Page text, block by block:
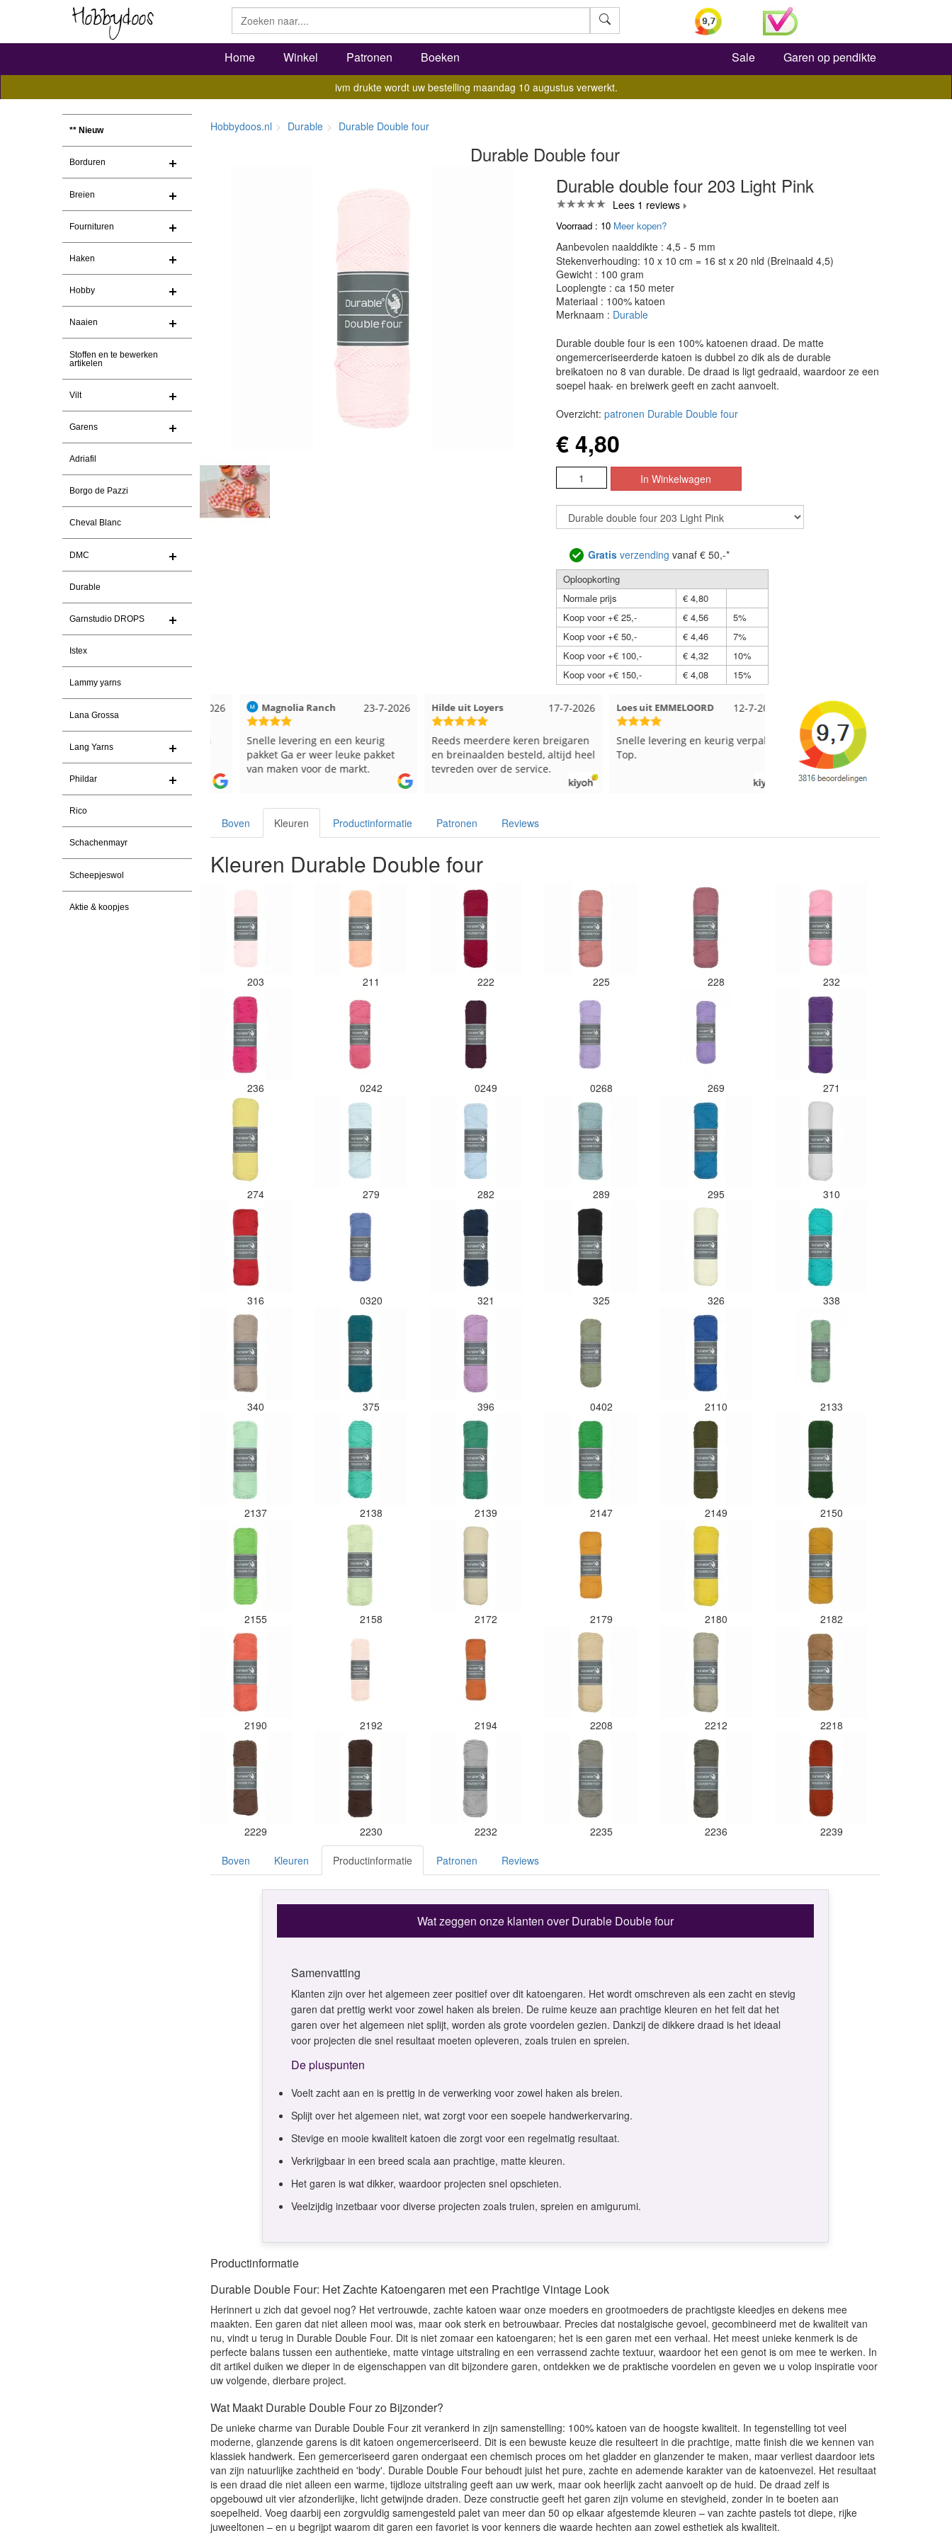
Zoeken
Home Winkel Patronen Boeken Sale Garen op pendikte
ivm drukte wordt uw bestelling maandag 10 augustus verwerkt.
** Nieuw
Borduren
Breien
Fournituren
Haken
Hobby
Naaien
Stoffen en te bewerken
artikelen
Vilt
Garens
Adriafil
Borgo de Pazzi
Cheval Blanc
DMC
Durable
Garnstudio DROPS
Istex
Lammy yarns
Lana Grossa
Lang Yarns
Phildar
Rico
Schachenmayr
Scheepjeswol
Aktie & koopjes
Hobbydoos.nl Durable Durable Double four
Durable Double four
Durable double four 203 Light Pink
Lees 1 reviews
Voorraad : 10 Meer kopen?
Aanbevolen naalddikte : 4,5 - 5 mm
Stekenverhouding: 10 x 10 cm = 16 st x 20 nld (Breinaald 4,5)
Gewicht : 100 gram
Looplengte : ca 150 meter
Materiaal : 100% katoen
Merknaam : Durable
Durable double four is een 100% katoenen draad. De matte
ongemerceriseerderde katoen is dubbel zo dik als de durable
breikatoen no 8 van durable. De draad is ligt gedraaid, waardoor ze een
soepel haak- en breiwerk geeft en zacht aanvoelt.
Overzicht: patronen Durable Double four
€ 4,80
Gratisverzending vanaf € 50,-*
Oploopkorting
Normale prijs
€ 4,80
Koop voor +€ 25,-
€ 4,56
5%
Koop voor +€ 50,-
€ 4,46
7%
Koop voor +€ 100,-
€ 4,32
10%
Koop voor +€ 150,-
€ 4,08 15%
23-7-2026
Magnolia Ranch
Snelle levering en een keurig
pakket Ga er weer leuke pakket
van maken voor de markt.
17-7-2026
Hilde uit Loyers
Reeds meerdere keren breigaren
en breinaalden besteld, altijd heel
tevreden over de service.
12-7-2026
Loes uit EMMELOORD
Snelle levering en keurig verpakt.
Top.
Nell uit Beuningen
Goed verpakt en snelgeleverd
Boven Kleuren Productinformatie Patronen Reviews
Kleuren Durable Double four
203 211 222 225 228 232
236 0242 0249 0268 269 271
274 279 282 289 295 310
316 0320 321 325 326 338
340 375 396 0402 2110 2133
2137 2138 2139 2147 2149 2150
2155 2158 2172 2179 2180 2182
2190 2192 2194 2208 2212 2218
2229 2230 2232 2235 2236 2239
Boven Kleuren Productinformatie Patronen Reviews
Wat zeggen onze klanten over Durable Double four
Samenvatting
Klanten zijn over het algemeen zeer positief over dit katoengaren. Het wordt omschreven als een zacht en stevig
garen dat prettig werkt voor zowel haken als breien. De ruime keuze aan prachtige kleuren en het feit dat het
garen over het algemeen niet splijt, worden als grote voordelen gezien. Dankzij de dikkere draad is het ideaal
voor projecten die snel resultaat moeten opleveren, zoals truien en spreien.
De pluspunten
Voelt zacht aan en is prettig in de verwerking voor zowel haken als breien.
Splijt over het algemeen niet, wat zorgt voor een soepele handwerkervaring.
Stevige en mooie kwaliteit katoen die zorgt voor een regelmatig resultaat.
Verkrijgbaar in een breed scala aan prachtige, matte kleuren.
Het garen is wat dikker, waardoor projecten snel opschieten.
Veelzijdig inzetbaar voor diverse projecten zoals truien, spreien en amigurumi.
Productinformatie
Durable Double Four: Het Zachte Katoengaren met een Prachtige Vintage Look
Herinnert u zich dat gevoel nog? Het vertrouwde, zachte katoen waar onze moeders en grootmoeders de prachtigste kleedjes en dekens mee
maakten. Een garen dat niet alleen mooi was, maar ook sterk en betrouwbaar. Precies dat nostalgische gevoel, gecombineerd met de kwaliteit van
nu, vindt u terug in Durable Double Four. Dit is niet zomaar een katoengaren; het is een garen met een verhaal. Het meest unieke kenmerk is de
perfecte balans tussen een authentieke, matte vintage uitstraling en een verrassend zachte textuur, waardoor het een genot is om mee te werken. In
dit artikel duiken we dieper in de eigenschappen van dit bijzondere garen, ontdekken we de praktische voordelen en geven we u volop inspiratie voor
uw volgende, dierbare project.
Wat Maakt Durable Double Four zo Bijzonder?
De unieke charme van Durable Double Four zit verankerd in zijn samenstelling: 100% katoen van de hoogste kwaliteit. In tegenstelling tot veel
moderne, glanzende garens is dit katoen ongemerceriseerd. Dit is een bewuste keuze die resulteert in die prachtige, matte finish die we kennen van
klassiek handwerk. Een gemerceriseerd garen ondergaat een chemisch proces om het gladder en glanzender te maken, maar verliest daardoor iets
van zijn natuurlijke zachtheid en 'body'. Durable Double Four behoudt juist het pure, zachte en ademende karakter van de katoenvezel. Het resultaat
is een draad die niet alleen een warme, tijdloze uitstraling geeft aan uw werk, maar ook heerlijk zacht aanvoelt op de huid. De draad zelf is
opgebouwd uit vier afzonderlijke, licht getwijnde draden. Deze constructie geeft het garen zijn volume en stevigheid, zonder in te boeten aan
soepelheid. Voeg daarbij een zorgvuldig samengesteld palet van meer dan 50 op elkaar afgestemde kleuren – van zachte pastels tot diepe, rijke
juweeltonen – en u begrijpt waarom dit garen een favoriet is voor kenners die waarde hechten aan zowel esthetiek als kwaliteit.